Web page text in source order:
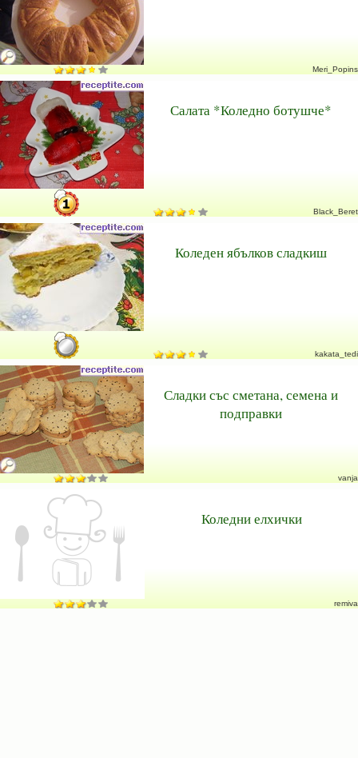
Meri_Popins
Салата *Коледно ботушче*
Black_Beret
Коледен ябълков сладкиш
kakata_tedi
Сладки със сметана, семена и
подправки
vanja
Коледни елхички
remiva